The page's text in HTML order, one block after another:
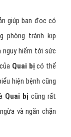
giúp bạn đọc có
phòng tránh kịp
nguy hiểm tới sức
Quai bị có thể
hiện bệnh cũng
Quai bị cũng rất
và ngăn chặn